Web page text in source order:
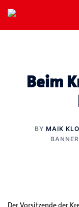
Zum
Inhalt
springen
Beim
BY MAIK
BANNER
Der Vorsitzende der